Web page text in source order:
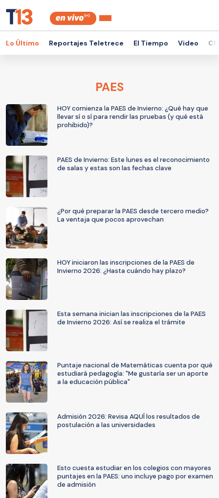
Lo Último Reportajes Teletrece El Tiempo Video
PAES
HOY comienza la PAES de Invierno: ¿Qué hay que
llevar sí o sí para rendir las pruebas (y qué está
prohibido)?
PAES de Invierno: Este lunes es el reconocimiento
de salas y estas son las fechas clave
¿Por qué preparar la PAES desde tercero medio?
La ventaja que pocos aprovechan
HOY iniciaron las inscripciones de la PAES de
Invierno 2026: ¿Hasta cuándo hay plazo?
Esta semana inician las inscripciones de la PAES
de Invierno 2026: Así se realiza el trámite
Puntaje nacional de Matemáticas cuenta por qué
estudiará pedagogía: "Me gustaría ser un aporte
a la educación pública"
Admisión 2026: Revisa AQUÍ los resultados de
postulación a las universidades
Esto cuesta estudiar en los colegios con mayores
puntajes en la PAES: uno incluye pago por examen
de admisión